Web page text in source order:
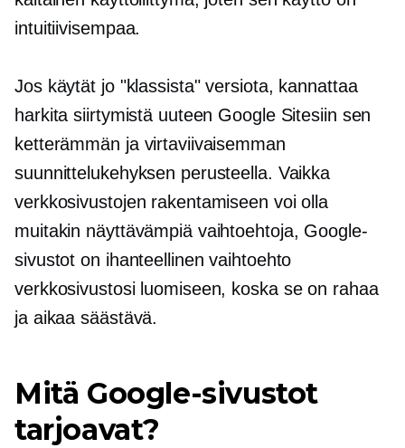
intuitiivisempaa.
Jos käytät jo "klassista" versiota, kannattaa
harkita siirtymistä uuteen Google Sitesiin sen
ketterämmän ja virtaviivaisemman
suunnittelukehyksen perusteella. Vaikka
verkkosivustojen rakentamiseen voi olla
muitakin näyttävämpiä vaihtoehtoja, Google-
sivustot on ihanteellinen vaihtoehto
verkkosivustosi luomiseen, koska se on rahaa
ja aikaa säästävä.
Mitä Google-sivustot
tarjoavat?